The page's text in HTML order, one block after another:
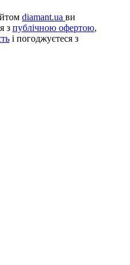
diamant.ua ви
з публічною офертою,
і погоджуєтеся з